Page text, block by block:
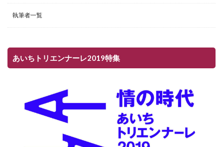
執筆者一覧
あいちトリエンナーレ2019特集